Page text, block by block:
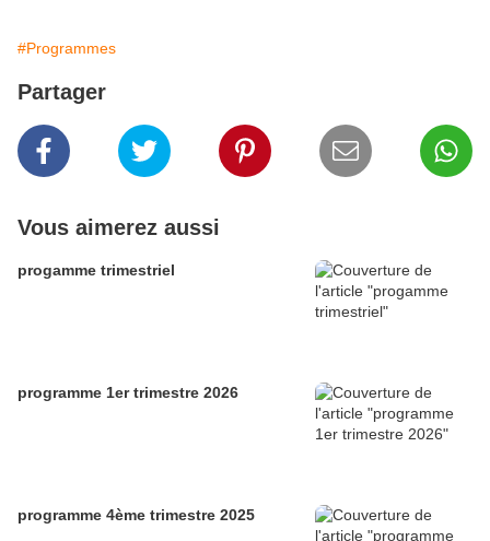
#Programmes
Partager
Vous aimerez aussi
progamme trimestriel
programme 1er trimestre 2026
programme 4ème trimestre 2025